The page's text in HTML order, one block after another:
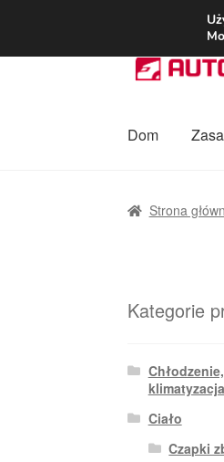
Przejdź
do
Przejdź
do
Dom
Strona
Kategorie
klimatyzacja
Ciało
Czapki